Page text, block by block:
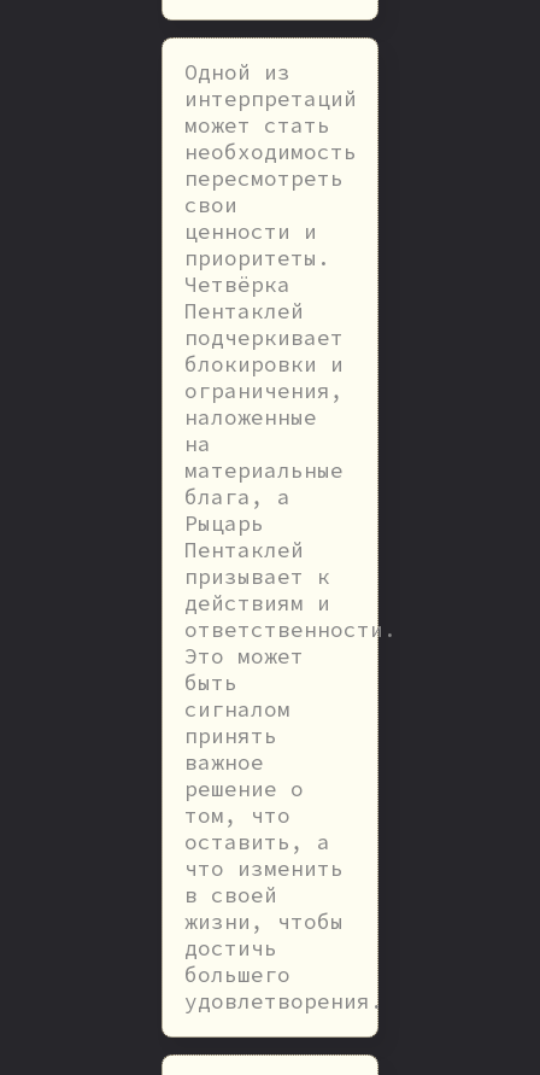
Одной из
интерпретаций
может стать
необходимость
пересмотреть
свои
ценности и
приоритеты.
Четвёрка
Пентаклей
подчеркивает
блокировки и
ограничения,
наложенные
на
материальные
блага, а
Рыцарь
Пентаклей
призывает к
действиям и
ответственности.
Это может
быть
сигналом
принять
важное
решение о
том, что
оставить, а
что изменить
в своей
жизни, чтобы
достичь
большего
удовлетворения.